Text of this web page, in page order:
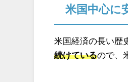
米国中心に
米国経済の長い歴
続けているので、